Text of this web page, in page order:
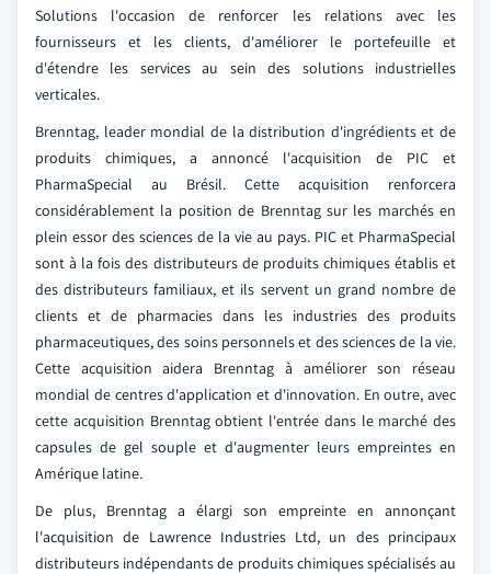
Solutions l'occasion de renforcer les relations avec les
fournisseurs et les clients, d'améliorer le portefeuille et
d'étendre les services au sein des solutions industrielles
verticales.
Brenntag, leader mondial de la distribution d'ingrédients et de
produits chimiques, a annoncé l'acquisition de PIC et
PharmaSpecial au Brésil. Cette acquisition renforcera
considérablement la position de Brenntag sur les marchés en
plein essor des sciences de la vie au pays. PIC et PharmaSpecial
sont à la fois des distributeurs de produits chimiques établis et
des distributeurs familiaux, et ils servent un grand nombre de
clients et de pharmacies dans les industries des produits
pharmaceutiques, des soins personnels et des sciences de la vie.
Cette acquisition aidera Brenntag à améliorer son réseau
mondial de centres d'application et d'innovation. En outre, avec
cette acquisition Brenntag obtient l'entrée dans le marché des
capsules de gel souple et d'augmenter leurs empreintes en
Amérique latine.
De plus, Brenntag a élargi son empreinte en annonçant
l'acquisition de Lawrence Industries Ltd, un des principaux
distributeurs indépendants de produits chimiques spécialisés au